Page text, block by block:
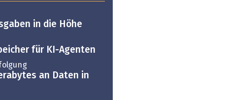
in die Höhe
für KI-Agenten
an Daten in